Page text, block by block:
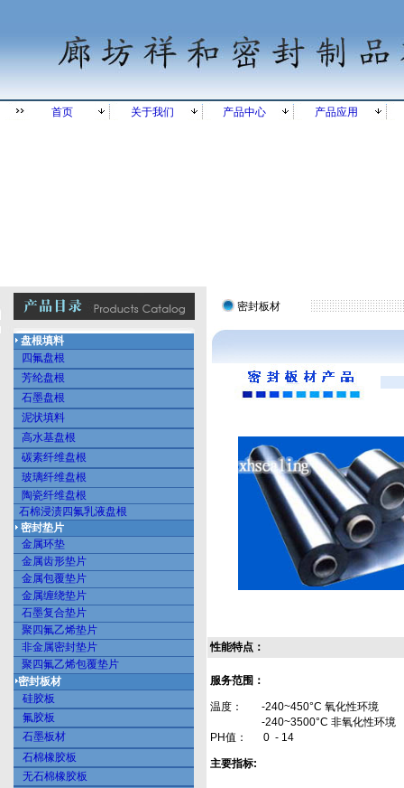
首页 关于我们 产品中心 产品应用
盘根填料
四氟盘根
芳纶盘根
石墨盘根
泥状填料
高水基盘根
碳素纤维盘根
玻璃纤维盘根
陶瓷纤维盘根
石棉浸渍四氟乳液盘根
密封垫片
金属环垫
金属齿形垫片
金属包覆垫片
金属缠绕垫片
石墨复合垫片
聚四氟乙烯垫片
非金属密封垫片
聚四氟乙烯包覆垫片
密封板材
硅胶板
氟胶板
石墨板材
石棉橡胶板
无石棉橡胶板
密封板材
性能特点：
服务范围：
温度： -240~450°C 氧化性环境
-240~3500°C 非氧化性环境
PH值： 0 - 14
主要指标: